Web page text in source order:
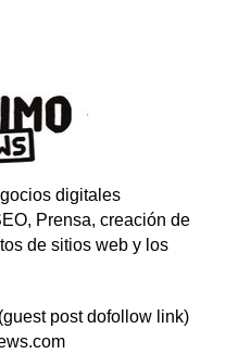
digitales
Prensa, creación de
de sitios web y los
post dofollow link)